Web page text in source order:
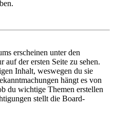
erscheinen unter den
der ersten Seite zu sehen.
Inhalt, weswegen du sie
hängt es von
du wichtige Themen erstellen
stellt die Board-